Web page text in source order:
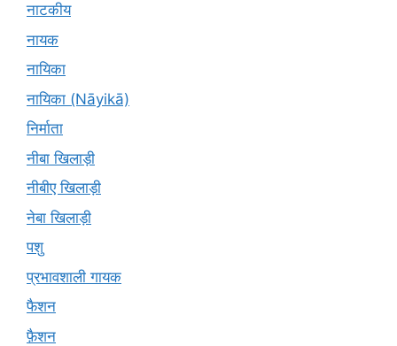
नाटकीय
नायक
नायिका
नायिका (Nāyikā)
निर्माता
नीबा खिलाड़ी
नीबीए खिलाड़ी
नेबा खिलाड़ी
पशु
प्रभावशाली गायक
फैशन
फ़ैशन